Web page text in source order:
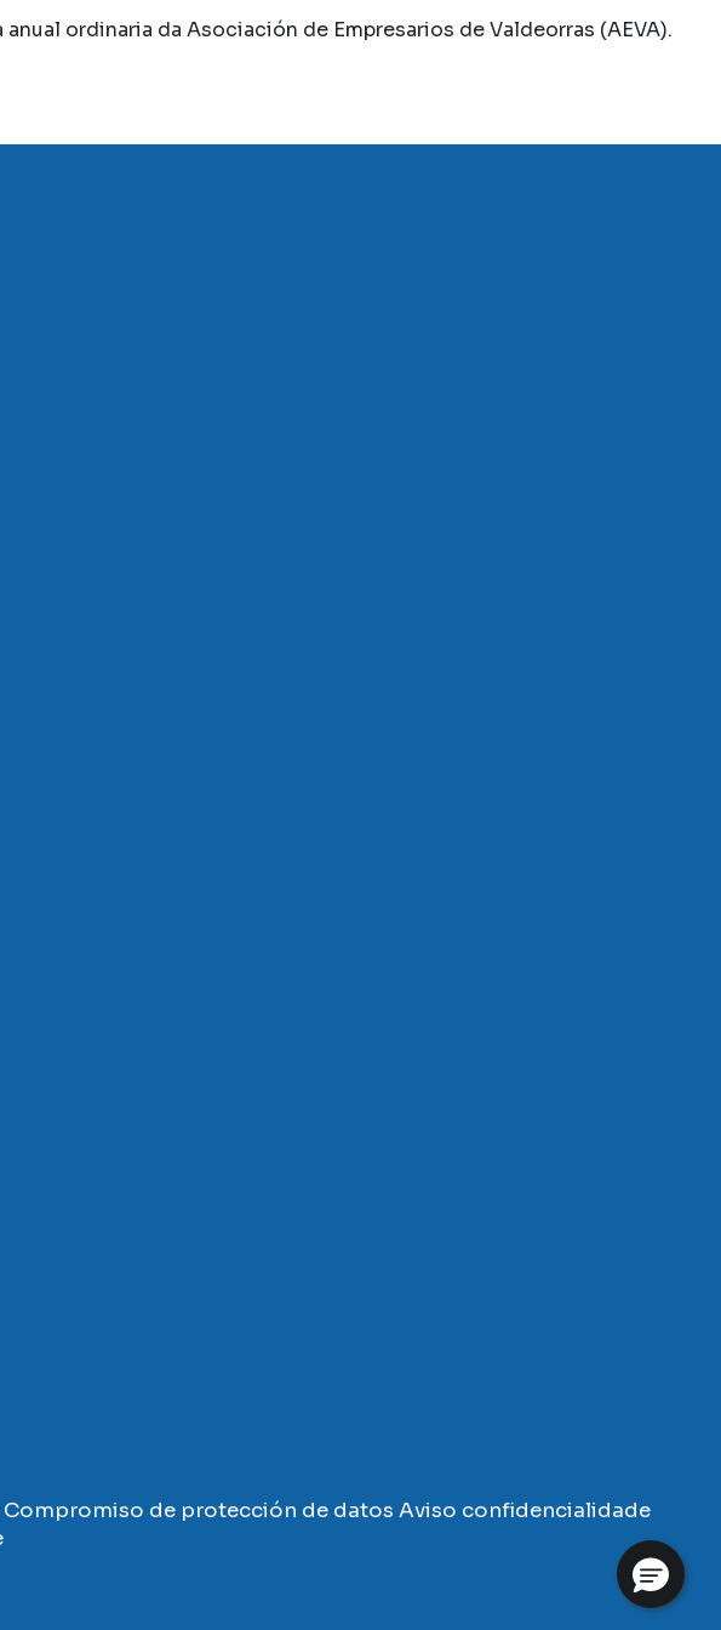
ordinaria da Asociación de Empresarios de Valdeorras (AEVA).
Compromiso de protección de datos Aviso confidencialidade